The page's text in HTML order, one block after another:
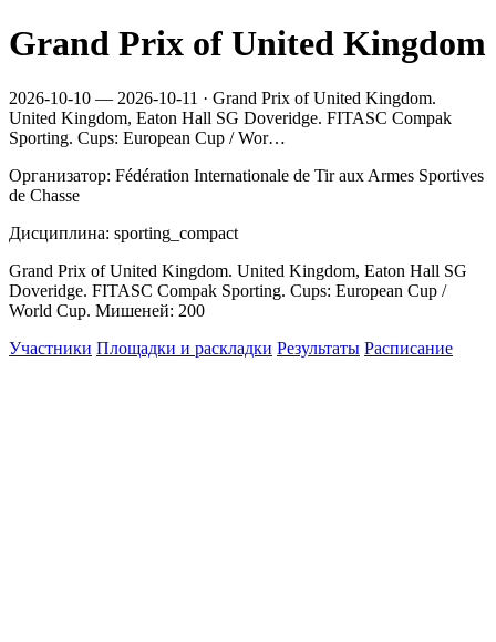
Grand Prix of United Kingdom
2026-10-10 — 2026-10-11 · Grand Prix of United Kingdom.
United Kingdom, Eaton Hall SG Doveridge. FITASC Compak
Sporting. Cups: European Cup / Wor…
Организатор: Fédération Internationale de Tir aux Armes Sportives
de Chasse
Дисциплина: sporting_compact
Grand Prix of United Kingdom. United Kingdom, Eaton Hall SG
Doveridge. FITASC Compak Sporting. Cups: European Cup /
World Cup. Мишеней: 200
Участники Площадки и раскладки Результаты Расписание